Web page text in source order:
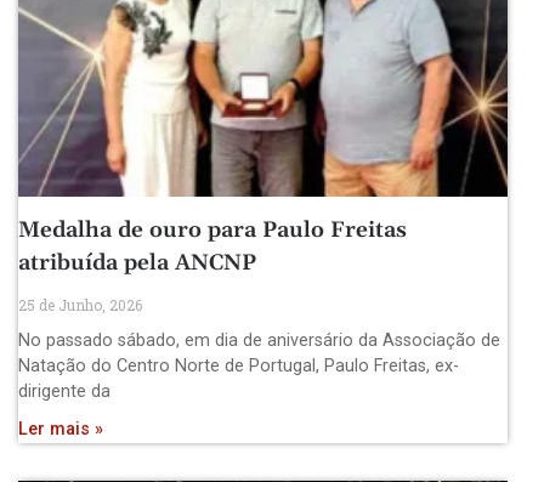
Medalha de ouro para Paulo Freitas
atribuída pela ANCNP
25 de Junho, 2026
No passado sábado, em dia de aniversário da Associação de
Natação do Centro Norte de Portugal, Paulo Freitas, ex-
dirigente da
Ler mais »